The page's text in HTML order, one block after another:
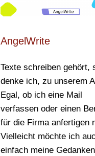
AngelWrite
Texte schreiben gehört,
denke ich, zu unserem
Egal, ob ich eine Mail
verfassen oder einen
für die Firma anfertigen
Vielleicht möchte ich
einfach meine Gedanken